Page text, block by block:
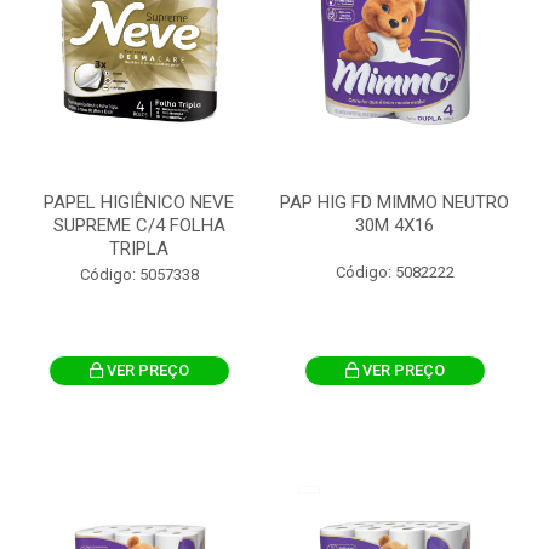
PAPEL HIGIÊNICO NEVE
SUPREME C/4 FOLHA
TRIPLA
Código: 5057338
VER PREÇO
PAP HIG FD MIMMO NEUTRO
30M 4X16
Código: 5082222
VER PREÇO